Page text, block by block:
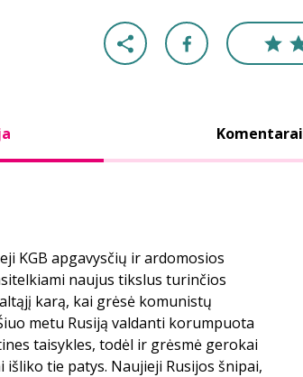
Komentarai
KGB apgavysčių ir ardomosios
naujus tikslus turinčios
karą, kai grėsė komunistų
metu Rusiją valdanti korumpuota
taisykles, todėl ir grėsmė gerokai
tie patys. Naujieji Rusijos šnipai,